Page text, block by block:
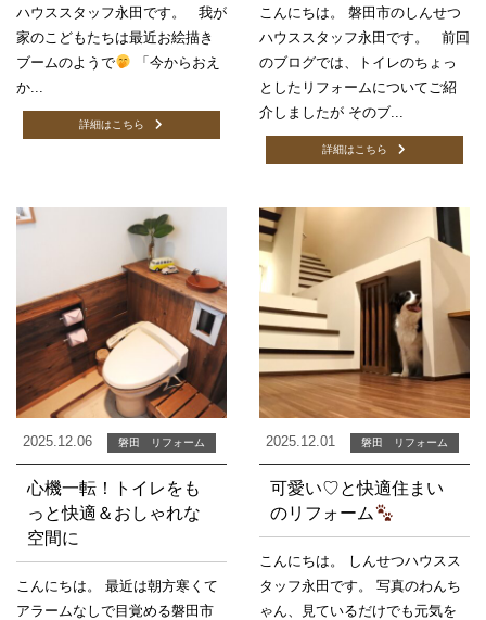
ハウススタッフ永田です。 我が
家のこどもたちは最近お絵描き
ブームのようで
「今からおえ
か...
詳細はこちら
こんにちは。 磐田市のしんせつ
ハウススタッフ永田です。 前回
のブログでは、トイレのちょっ
としたリフォームについてご紹
介しましたが そのブ...
詳細はこちら
2025.12.06 磐田 リフォーム
心機一転！トイレをも
っと快適＆おしゃれな
空間に
こんにちは。 最近は朝方寒くて
アラームなしで目覚める磐田市
2025.12.01 磐田 リフォーム
可愛い♡と快適住まい
のリフォーム
こんにちは。 しんせつハウスス
タッフ永田です。 写真のわんち
ゃん、見ているだけでも元気を